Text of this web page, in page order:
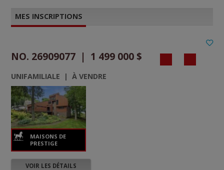
MES INSCRIPTIONS
NO. 26909077 | 1 499 000 $
UNIFAMILIALE | À VENDRE
VOIR LES DÉTAILS